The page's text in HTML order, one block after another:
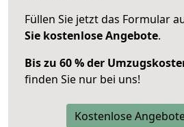
Füllen Sie jetzt das Formular
Sie kostenlose Angebote.
Bis zu 60 % der
finden Sie nur bei uns!
Kostenlose